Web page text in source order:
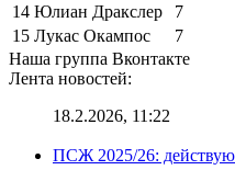
14 Юлиан Дракслер
7
15 Лукас Окампос
7
Наша группа Вконтакте
Лента новостей:
18.2.2026, 11:22
ПСЖ 2025/26: